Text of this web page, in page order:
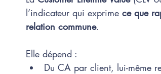
l’indicateur qui exprime ce que
relation commune.
Elle dépend :
Du CA par client, lui-même